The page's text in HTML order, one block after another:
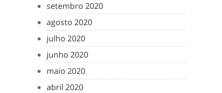
setembro 2020
agosto 2020
julho 2020
junho 2020
maio 2020
abril 2020